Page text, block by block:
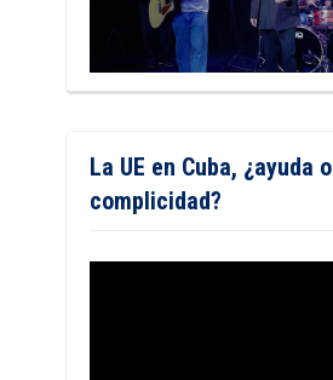
La UE en Cuba, ¿ayuda o
complicidad?